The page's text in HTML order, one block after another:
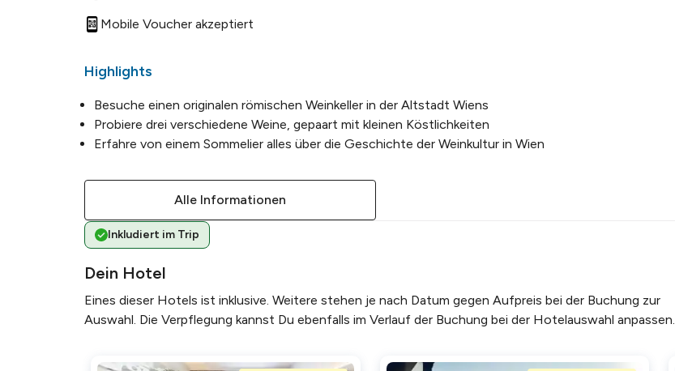
"Sehr gute Auswahl und sehr interessante Gespräche. Die Mitarbeiter
waren alle sehr nett und hilfsbereit"
•vor 1 Jahr
"Sehr gute Informationen über die Lokalität und dann auch über die
Weinsorten, deren Anbaugebiete , ihre Ernte und der Herstellung der
vorzüglichen We ...Mehr lesen
gleichzeitig mit einer so hu ...Mehr lesen
"Tolle persönliche Führung im kleinen Kreis mit leckeren Weinen und
Mobile Voucher akzeptiert
Highlights
Besuche einen originalen römischen Weinkeller in der Altstadt Wiens
Probiere drei verschiedene Weine, gepaart mit kleinen Köstlichkeiten
Erfahre von einem Sommelier alles über die Geschichte der Weinkultur in Wien
Alle Informationen
Inkludiert im Trip
Dein Hotel
Eines dieser Hotels ist inklusive. Weitere stehen je nach Datum gegen Aufpreis bei der Buchung zur
Auswahl. Die Verpflegung kannst Du ebenfalls im Verlauf der Buchung bei der Hotelauswahl anpassen.